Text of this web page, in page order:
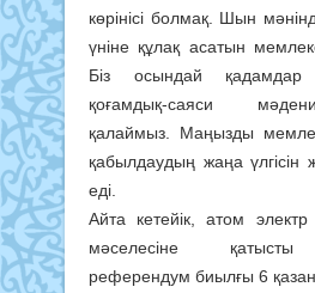
көрінісі болмақ. Шын
үніне құлақ асатын
Біз осындай
қоғамдық-саяси
қалаймыз. Маңызды
қабылдаудың жаңа үлгісін
еді.
Айта кетейік, атом
мәселесіне қатысты
референдум биылғы 6